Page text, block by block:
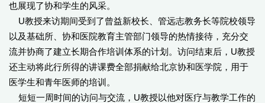
也展现了协和学生的风采。
U教授来访期间受到了曾益新校长、管远志教务长等院校领导
以及基础所、协和医院教育主管部门领导的热情接待，充分交
流并协商了建立长期合作培训体系的计划。访问结束后，U教授
还主动将此行所得的讲课费全部捐献给北京协和医学院，用于
医学生和青年医师的培训。
短短一周时间的访问与交流，U教授以他对医疗与教学工作的